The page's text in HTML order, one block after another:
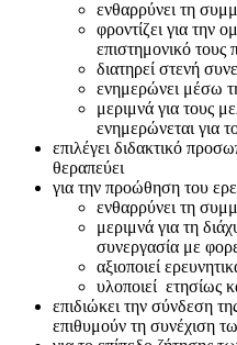
ενθαρρύνει τη
φροντίζει για την
επιστημονικό
διατηρεί στενή
ενημερώνει μέσω
μεριμνά για τους
ενημερώνεται για
επιλέγει διδακτικό
θεραπεύει
για την προώθηση του
ενθαρρύνει τη
μεριμνά για τη
συνεργασία με
αξιοποιεί
υλοποιεί ετησίως
επιδιώκει την σύνδεση
επιθυμούν τη συνέχιση